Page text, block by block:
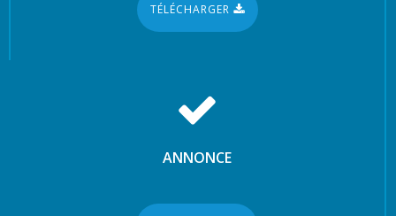
TÉLÉCHARGER
ANNONCE